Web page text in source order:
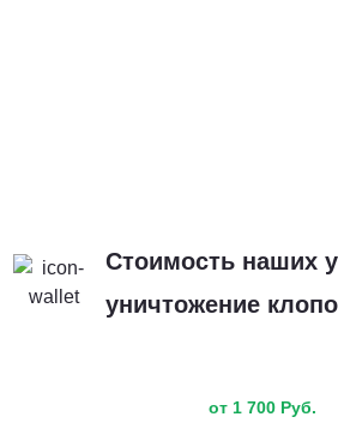
Стоимость наших
уничтожение
от 1 700 Руб.